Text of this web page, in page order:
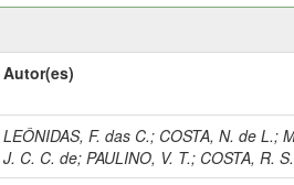
Autor(es)
LEÔNIDAS, F. das C.; COSTA, N. de L.;
J. C. C. de;PAULINO, V. T.; COSTA, R.